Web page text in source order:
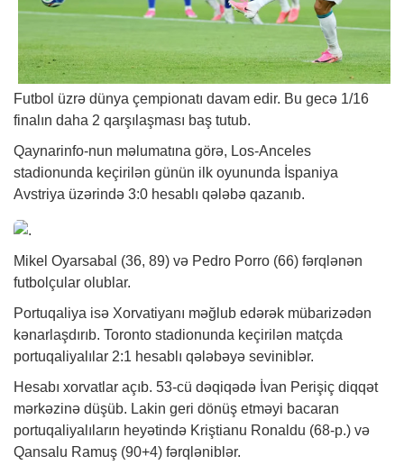
Futbol üzrə dünya çempionatı davam edir. Bu gecə 1/16
finalın daha 2 qarşılaşması baş tutub.
Qaynarinfo-nun məlumatına görə, Los-Anceles
stadionunda keçirilən günün ilk oyununda İspaniya
Avstriya üzərində 3:0 hesablı qələbə qazanıb.
Mikel Oyarsabal (36, 89) və Pedro Porro (66) fərqlənən
futbolçular olublar.
Portuqaliya isə Xorvatiyanı məğlub edərək mübarizədən
kənarlaşdırıb. Toronto stadionunda keçirilən matçda
portuqaliyalılar 2:1 hesablı qələbəyə seviniblər.
Hesabı xorvatlar açıb. 53-cü dəqiqədə İvan Perişiç diqqət
mərkəzinə düşüb. Lakin geri dönüş etməyi bacaran
portuqaliyalıların heyətində Kriştianu Ronaldu (68-p.) və
Qansalu Ramuş (90+4) fərqləniblər.